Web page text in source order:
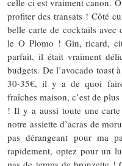
celle-ci est vraiment canon.
profiter des transats ! Côté
belle carte de cocktails avec
le O Plomo ! Gin, ricard,
parfait, il était vraiment
budgets. De l’avocado toast
30-35€, il y a de quoi
fraîches maison, c’est de
! Il y a aussi toute une
notre assiette d’acras de
pas dérangeant pour ma
rapidement, optez pour un